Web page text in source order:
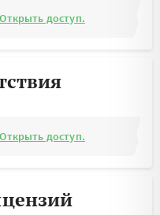
Открыть доступ.
Открыть доступ.